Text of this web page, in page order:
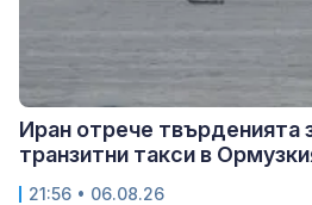
Иран отрече твърденията
транзитни такси в
21:56 • 06.08.26